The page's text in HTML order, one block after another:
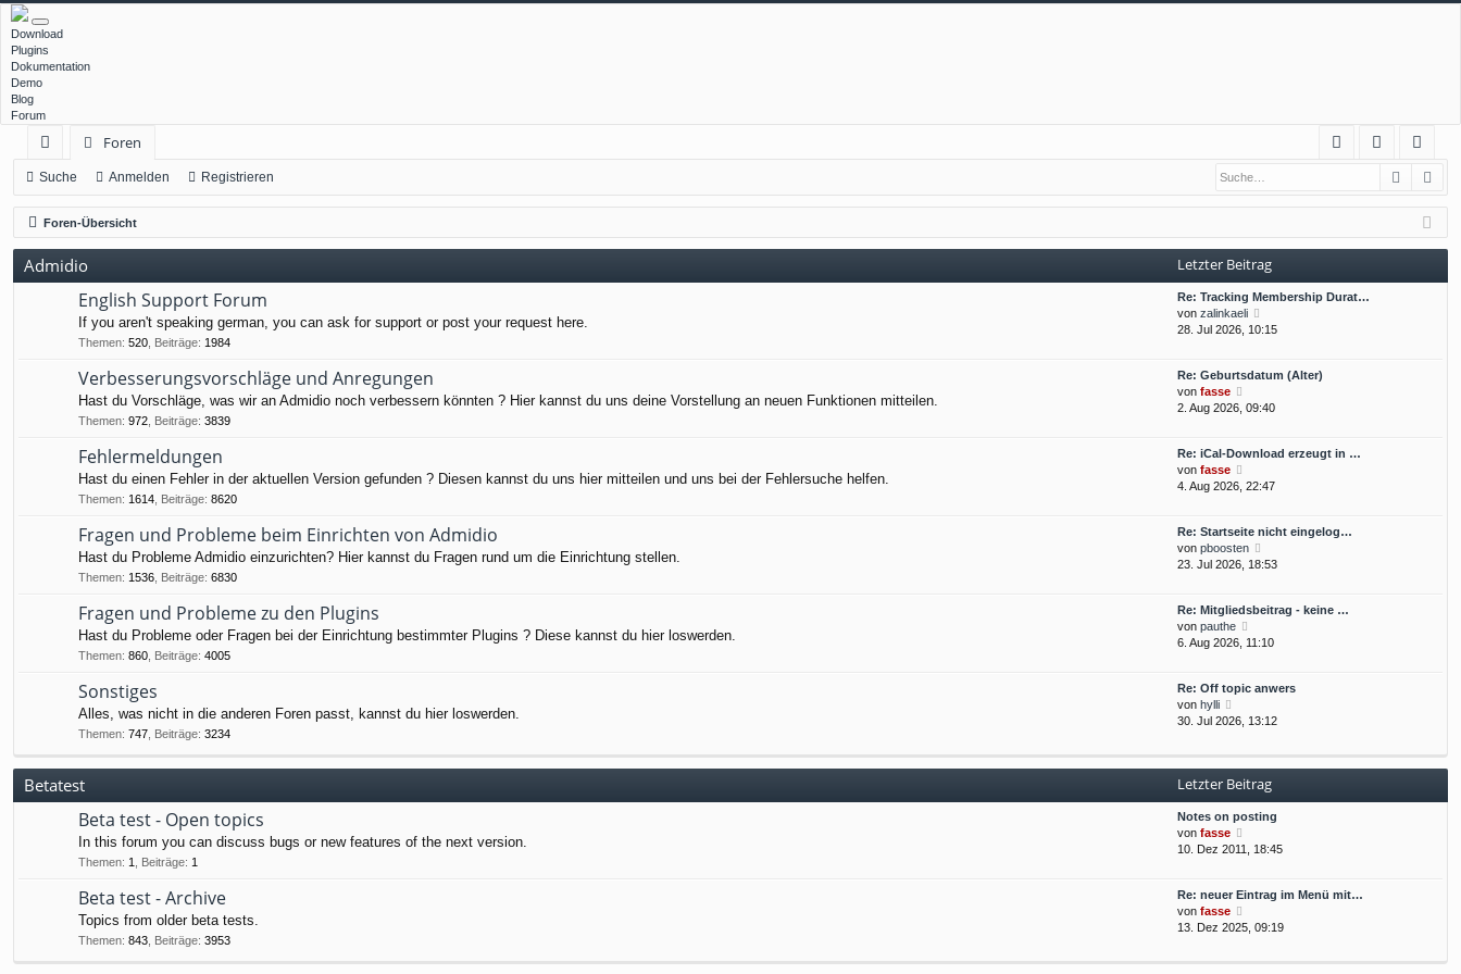
Download
Plugins
Dokumentation
Demo
Blog
Forum
ch
ne
llz
ug
Foren
Q
m
el
eg
ist
rie
Suche Anmelden Registrieren Suche
Foren-Übersicht
Admidio Letzter Beitrag
English Support Forum
If you aren't speaking german, you can ask for support or post your request here.
Themen: 520 Beiträge: 1984
Re: Tracking Membership Durat…
von zalinkaeli
e
s
e
e
t
g
28. Jul 2026, 10:15
Verbesserungsvorschläge und Anregungen
Hast du Vorschläge, was wir an Admidio noch verbessern könnten ? Hier kannst du uns deine Vorstellung an neuen Funktionen mitteilen.
Themen: 972 Beiträge: 3839
Re: Geburtsdatum (Alter)
von fasse
e
s
e
e
i
t
g
2. Aug 2026, 09:40
Fehlermeldungen
Hast du einen Fehler in der aktuellen Version gefunden ? Diesen kannst du uns hier mitteilen und uns bei der Fehlersuche helfen.
Themen: 1614 Beiträge: 8620
Re: iCal-Download erzeugt in …
von fasse
e
s
t
e
e
i
t
g
4. Aug 2026, 22:47
Fragen und Probleme beim Einrichten von Admidio
Hast du Probleme Admidio einzurichten? Hier kannst du Fragen rund um die Einrichtung stellen.
Themen: 1536 Beiträge: 6830
Re: Startseite nicht eingelog…
von pboosten
e
s
e
e
t
a
23. Jul 2026, 18:53
Fragen und Probleme zu den Plugins
Hast du Probleme oder Fragen bei der Einrichtung bestimmter Plugins ? Diese kannst du hier loswerden.
Themen: 860 Beiträge: 4005
Re: Mitgliedsbeitrag - keine …
von pauthe
e
s
e
B
e
i
t
r
g
6. Aug 2026, 11:10
Sonstiges
Alles, was nicht in die anderen Foren passt, kannst du hier loswerden.
Themen: 747 Beiträge: 3234
Re: Off topic anwers
von hylli
e
s
t
e
r
B
e
r
a
g
30. Jul 2026, 13:12
Betatest Letzter Beitrag
Beta test - Open topics
In this forum you can discuss bugs or new features of the next version.
Themen: 1 Beiträge: 1
Notes on posting
von fasse
s
e
B
10. Dez 2011, 18:45
Beta test - Archive
Topics from older beta tests.
Themen: 843 Beiträge: 3953
Re: neuer Eintrag im Menü mit…
von fasse
e
13. Dez 2025, 09:19